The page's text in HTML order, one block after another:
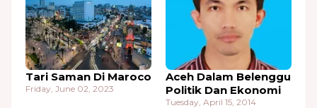
Tari Saman Di Maroco
Friday, June 02, 2023
Aceh Dalam Belenggu
Politik Dan Ekonomi
Tuesday, April 15, 2014